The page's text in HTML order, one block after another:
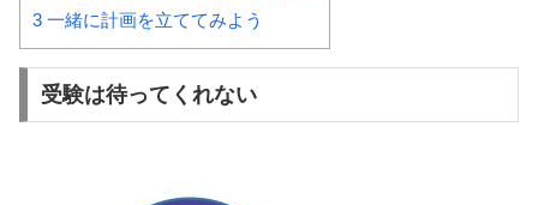
3 一緒に計画を立ててみよう
受験は待ってくれない